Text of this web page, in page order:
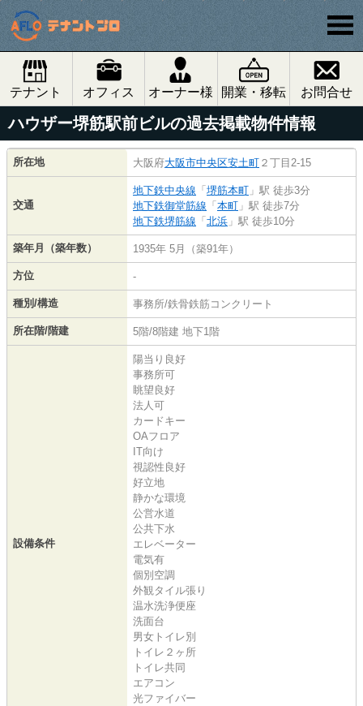
テナント オフィス オーナー様 開業・移転 お問合せ
ハウザー堺筋駅前ビルの過去掲載物件情報
所在地 大阪府大阪市中央区安土町 ２丁目2-15
交通
地下鉄中央線 「堺筋本町 」駅 徒歩3分
地下鉄御堂筋線 「本町 」駅 徒歩7分
地下鉄堺筋線 「北浜 」駅 徒歩10分
築年月（築年数） 1935年 5月（築91年）
方位 -
種別/構造 事務所/鉄骨鉄筋コンクリート
所在階/階建 5階/8階建 地下1階
設備条件
陽当り良好
事務所可
眺望良好
法人可
カードキー
OAフロア
IT向け
視認性良好
好立地
静かな環境
公営水道
公共下水
エレベーター
電気有
個別空調
外観タイル張り
温水洗浄便座
洗面台
男女トイレ別
トイレ２ヶ所
トイレ共同
エアコン
光ファイバー